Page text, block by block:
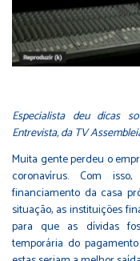
Especialista deu dicas
Entrevista, da TV
Muita gente perdeu o
coronavírus. Com
financiamento da casa
situação, as instituições
para que as dívidas
temporária do